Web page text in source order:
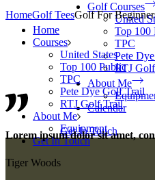
Golf Courses
United
Top 100
TPC
Pete
RTJ
About Me
Calendar
Get In Touch
Home
Courses
United States
Top 100 Public
TPC
Pete Dye Golf Trail
RTJ Golf Trail
About Me
Equipment
Get In Touch
HomeGolf TeesGolf For
Lorem ipsum dolor sit amet,
Tiger Woods